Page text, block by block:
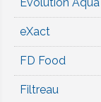
eXact
FD Food
Filtreau